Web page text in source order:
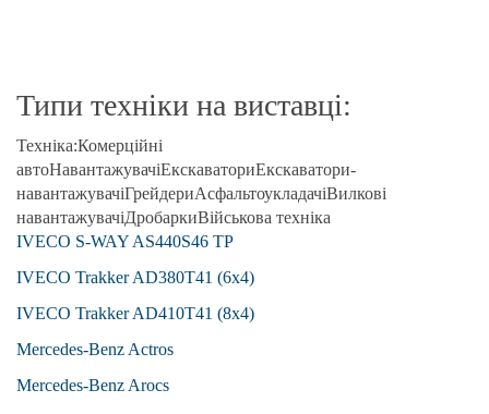
Типи техніки на виставці:
Техніка:Комерційні
автоНавантажувачіЕкскаваториЕкскаватори-
навантажувачіГрейдериАсфальтоукладачіВилкові
навантажувачіДробаркиВійськова техніка
IVECO S-WAY AS440S46 TP
IVECO Trakker AD380T41 (6x4)
IVECO Trakker AD410T41 (8x4)
Mercedes-Benz Actros
Mercedes-Benz Arocs